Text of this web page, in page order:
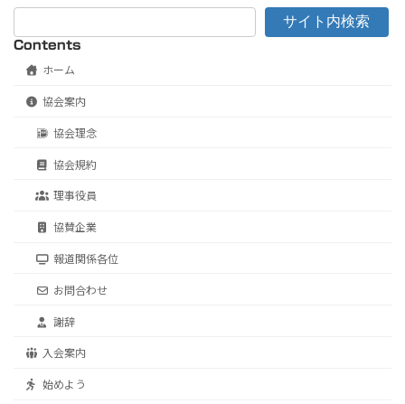
サイト内検索
Contents
ホーム
協会案内
協会理念
協会規約
理事役員
協賛企業
報道関係各位
お問合わせ
謝辞
入会案内
始めよう